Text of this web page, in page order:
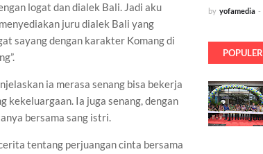
logat dan dialek Bali. Jadi aku
juru dialek Bali yang
sayang dengan karakter Komang di
ia merasa senang bisa bekerja
kekeluargaan. Ia juga senang, dengan
bersama sang istri.
tentang perjuangan cinta bersama
by yofamedia -
POPULER